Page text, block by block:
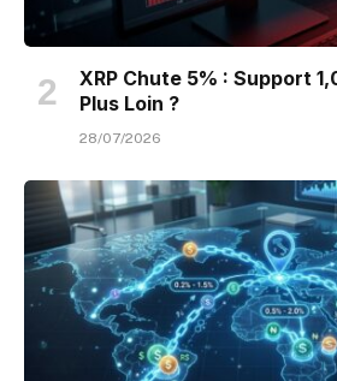
XRP Chute 5% : Support
Plus Loin ?
28/07/2026